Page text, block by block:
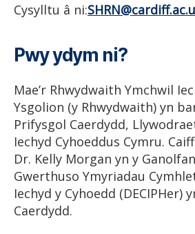
Cysylltu â ni:
Pwy ydym ni?
Mae’r Rhwydwaith Ymchwil
Ysgolion (y Rhwydwaith) yn
Prifysgol Caerdydd,
Iechyd Cyhoeddus Cymru.
Dr. Kelly Morgan yn y
Gwerthuso Ymyriadau
Iechyd y Cyhoedd (DECIPHer)
Caerdydd.